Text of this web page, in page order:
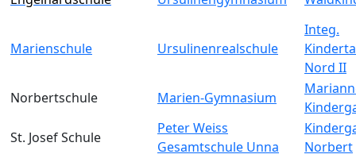
Marienschule Ursulinenrealschule
Integ.
Nord II
Norbertschule
Marien-Gymnasium
St. Josef Schule
Peter Weiss
Gesamtschule Unna
Norbert